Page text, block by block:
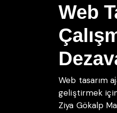
Web
Web tasarım
geliştirmek
Ziya Gökalp